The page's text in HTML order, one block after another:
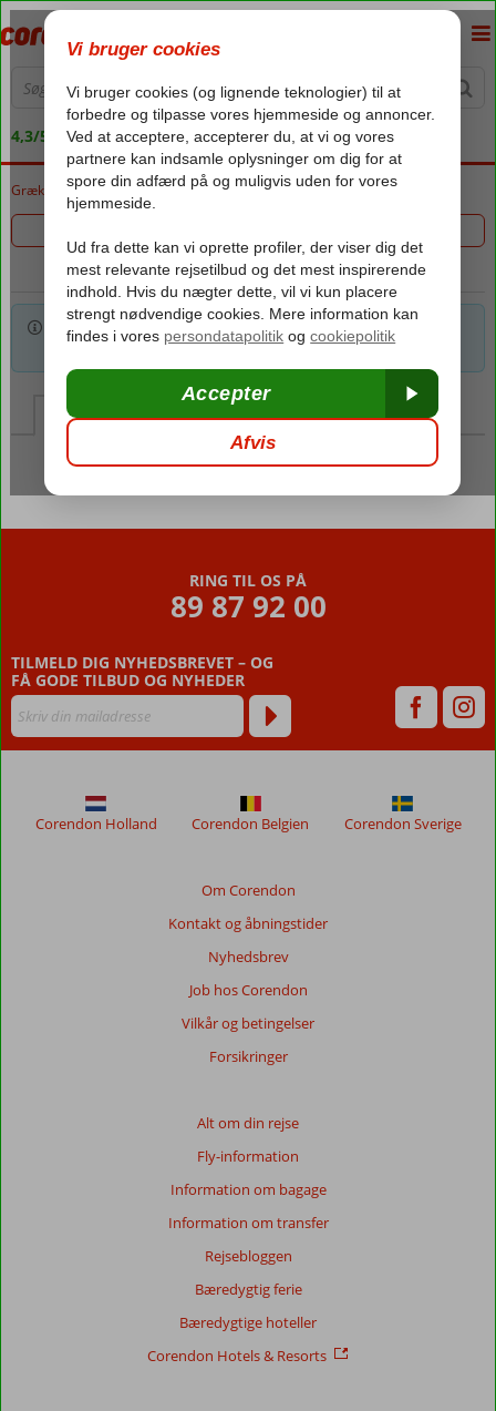
4,3/5 på Trustpilot
Forside
Grækenland Kreta Kreta Kavros
Vi har desværre ingen rejser ud fra de kriterier, du har valgt.
Prøv evt. at slette et eller flere af de valgte kriterier.
Kort
RING TIL OS PÅ
89 87 92 00
TILMELD DIG NYHEDSBREVET – OG
FÅ GODE TILBUD OG NYHEDER
Om Corendon
Kontakt og åbningstider
Nyhedsbrev
Job hos Corendon
Vilkår og betingelser
Forsikringer
Alt om din rejse
Fly-information
Information om bagage
Information om transfer
Rejsebloggen
Bæredygtig ferie
Bæredygtige hoteller
Corendon Hotels & Resorts
Corendon Holland Corendon Belgien Corendon Sverige